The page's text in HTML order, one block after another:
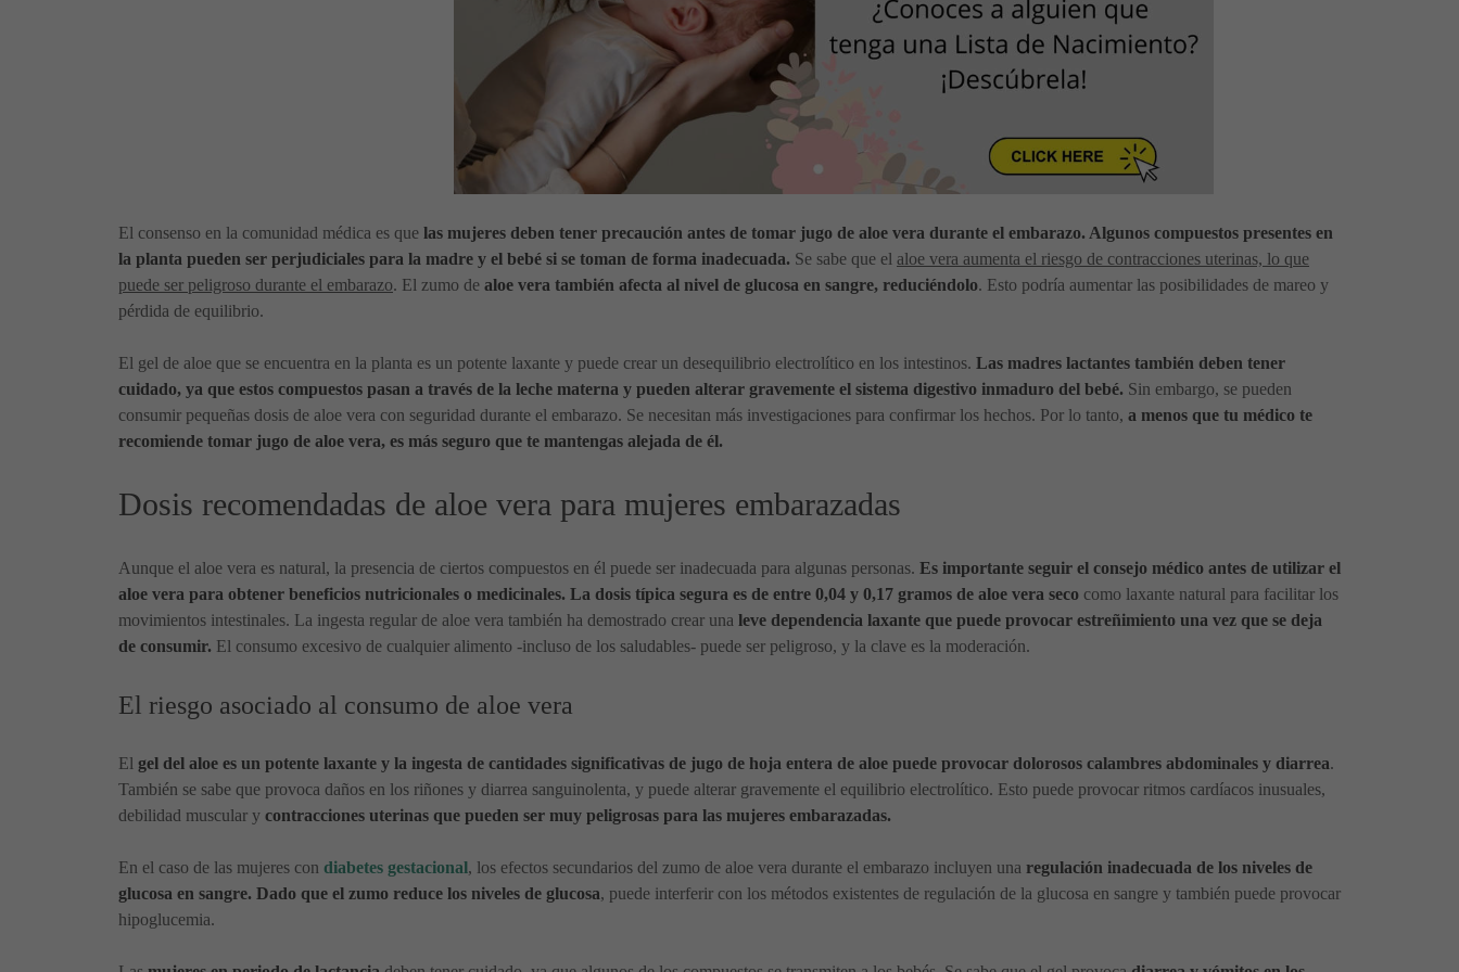
El consenso en la comunidad médica es que las mujeres deben tener precaución antes de tomar jugo de aloe vera durante el embarazo. Algunos compuestos presentes en
la planta pueden ser perjudiciales para la madre y el bebé si se toman de forma inadecuada. Se sabe que el aloe vera aumenta el riesgo de contracciones uterinas, lo que
puede ser peligroso durante el embarazo. El zumo de aloe vera también afecta al nivel de glucosa en sangre, reduciéndolo. Esto podría aumentar las posibilidades de mareo y
pérdida de equilibrio.
El gel de aloe que se encuentra en la planta es un potente laxante y puede crear un desequilibrio electrolítico en los intestinos. Las madres lactantes también deben tener
cuidado, ya que estos compuestos pasan a través de la leche materna y pueden alterar gravemente el sistema digestivo inmaduro del bebé. Sin embargo, se pueden
consumir pequeñas dosis de aloe vera con seguridad durante el embarazo. Se necesitan más investigaciones para confirmar los hechos. Por lo tanto, a menos que tu médico te
recomiende tomar jugo de aloe vera, es más seguro que te mantengas alejada de él.
Dosis recomendadas de aloe vera para mujeres embarazadas
Aunque el aloe vera es natural, la presencia de ciertos compuestos en él puede ser inadecuada para algunas personas. Es importante seguir el consejo médico antes de utilizar el
aloe vera para obtener beneficios nutricionales o medicinales. La dosis típica segura es de entre 0,04 y 0,17 gramos de aloe vera seco como laxante natural para facilitar los
movimientos intestinales. La ingesta regular de aloe vera también ha demostrado crear una leve dependencia laxante que puede provocar estreñimiento una vez que se deja
de consumir. El consumo excesivo de cualquier alimento -incluso de los saludables- puede ser peligroso, y la clave es la moderación.
El riesgo asociado al consumo de aloe vera
El gel del aloe es un potente laxante y la ingesta de cantidades significativas de jugo de hoja entera de aloe puede provocar dolorosos calambres abdominales y diarrea.
También se sabe que provoca daños en los riñones y diarrea sanguinolenta, y puede alterar gravemente el equilibrio electrolítico. Esto puede provocar ritmos cardíacos inusuales,
debilidad muscular y contracciones uterinas que pueden ser muy peligrosas para las mujeres embarazadas.
En el caso de las mujeres con diabetes gestacional, los efectos secundarios del zumo de aloe vera durante el embarazo incluyen una regulación inadecuada de los niveles de
glucosa en sangre. Dado que el zumo reduce los niveles de glucosa, puede interferir con los métodos existentes de regulación de la glucosa en sangre y también puede provocar
hipoglucemia.